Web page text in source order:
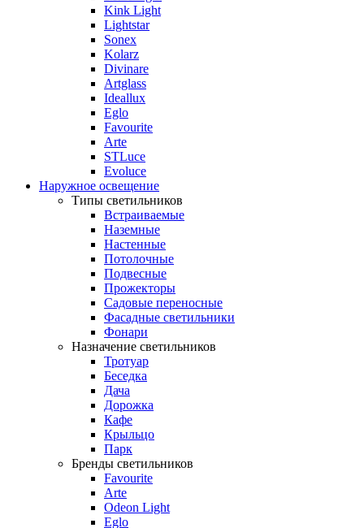
Kink Light
Lightstar
Sonex
Kolarz
Divinare
Artglass
Ideallux
Eglo
Favourite
Arte
STLuce
Evoluce
Наружное освещение
Типы светильников
Встраиваемые
Наземные
Настенные
Потолочные
Подвесные
Прожекторы
Садовые переносные
Фасадные светильники
Фонари
Назначение светильников
Тротуар
Беседка
Дача
Дорожка
Кафе
Крыльцо
Парк
Бренды светильников
Favourite
Arte
Odeon Light
Eglo